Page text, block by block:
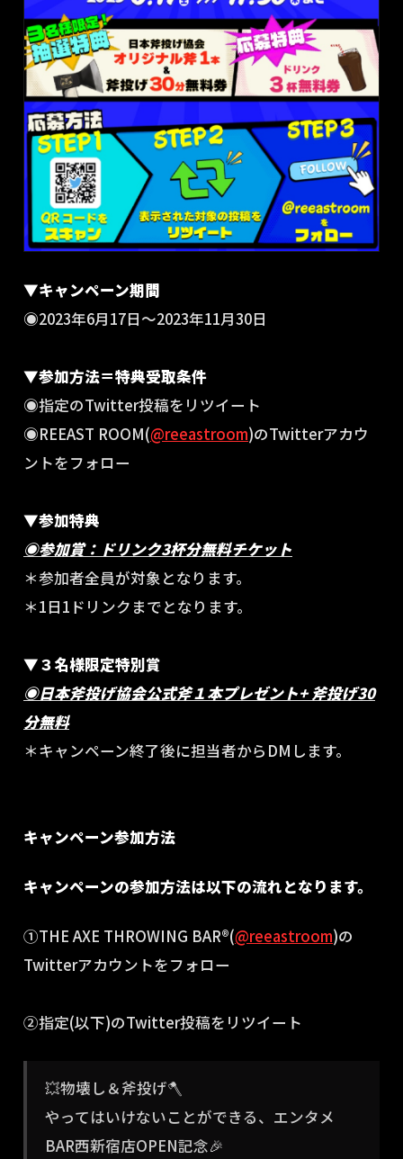
▼キャンペーン期間
◉2023年6月17日〜2023年11月30日
▼参加方法＝特典受取条件
◉指定のTwitter投稿をリツイート
◉REEAST ROOM(@reeastroom)のTwitterアカウ
ントをフォロー
▼参加特典
◉参加賞：ドリンク3杯分無料チケット
＊参加者全員が対象となります。
＊1日1ドリンクまでとなります。
▼３名様限定特別賞
◉日本斧投げ協会公式斧１本プレゼント+ 斧投げ30
分無料
＊キャンペーン終了後に担当者からDMします。
キャンペーン参加方法
キャンペーンの参加方法は以下の流れとなります。
①THE AXE THROWING BAR®︎(@reeastroom)の
Twitterアカウントをフォロー
②指定(以下)のTwitter投稿をリツイート
💥物壊し＆斧投げ🪓
やってはいけないことができる、エンタメ
BAR西新宿店OPEN記念🎉